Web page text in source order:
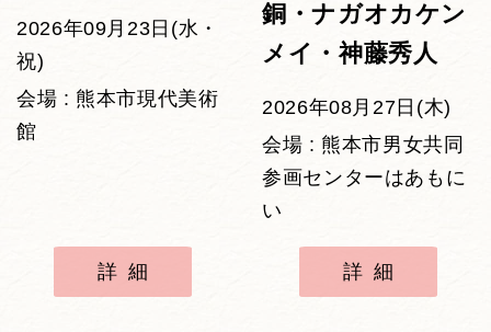
2026年09月23日(水・
祝)
会場 : 熊本市現代美術
館
詳細
銅・ナガオカケン
メイ・神藤秀人
2026年08月27日(木)
会場 : 熊本市男女共同
参画センターはあもに
い
詳細